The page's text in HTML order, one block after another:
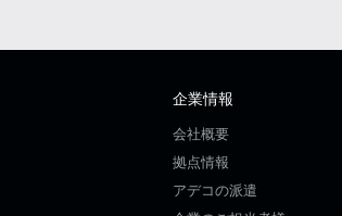
企業情報
会社概要
拠点情報
アデコの派遣